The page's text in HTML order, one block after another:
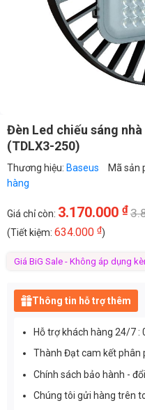
Đèn Led chiếu sáng
(TDLX3-250)
Thương hiệu: Baseus Mã sản
hàng
Giá chỉ còn: 3.170.000 ₫
(Tiết kiệm: 634.000 ₫)
Giá BiG Sale - Không áp dụng
Thông tin hỗ trợ thêm
Hỗ trợ khách hàng 24/7 :
Thành Đạt cam kết phân
Chính sách bảo hành -
Chúng tôi gửi hàng trên